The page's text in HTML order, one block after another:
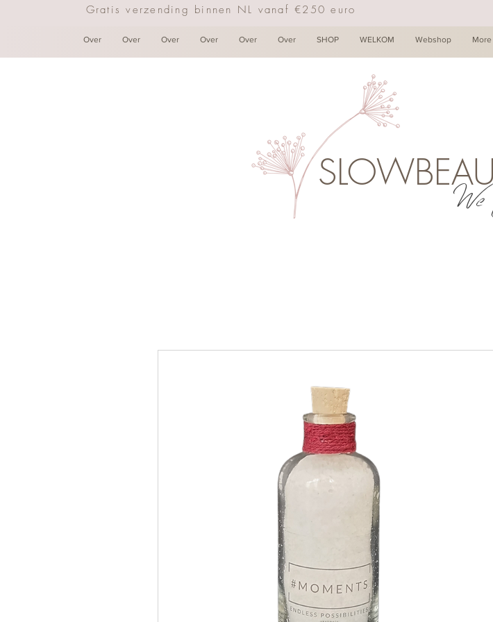
Gratis verzending binnen NL vanaf €250 euro
Over Over Over Over Over Over SHOP WELKOM Webshop More
We